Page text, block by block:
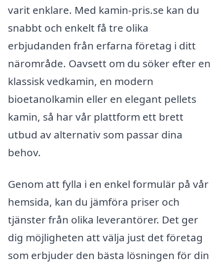
varit enklare. Med kamin-pris.se kan du
snabbt och enkelt få tre olika
erbjudanden från erfarna företag i ditt
närområde. Oavsett om du söker efter en
klassisk vedkamin, en modern
bioetanolkamin eller en elegant pellets
kamin, så har vår plattform ett brett
utbud av alternativ som passar dina
behov.
Genom att fylla i en enkel formulär på vår
hemsida, kan du jämföra priser och
tjänster från olika leverantörer. Det ger
dig möjligheten att välja just det företag
som erbjuder den bästa lösningen för din